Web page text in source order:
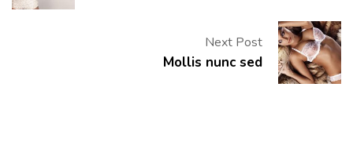
Next Post
Mollis nunc sed